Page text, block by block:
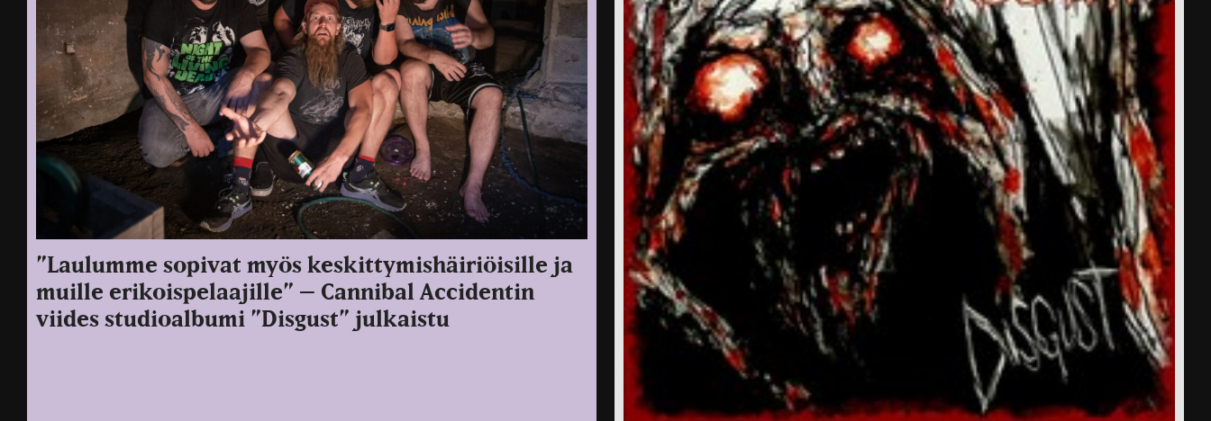
”Laulumme sopivat myös keskittymishäiriöisille ja
muille erikoispelaajille” – Cannibal Accidentin
viides studioalbumi ”Disgust” julkaistu